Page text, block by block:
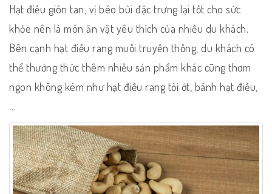
Hạt điều giòn tan, vị béo bùi đặc trưng lại tốt cho sức
khỏe nên là món ăn vặt yêu thích của nhiều du khách.
Bên cạnh hạt điều rang muối truyền thống, du khách có
thể thưởng thức thêm nhiều sản phẩm khác cũng thơm
ngon không kém như hạt điều rang tỏi ớt, bánh hạt điều,
…